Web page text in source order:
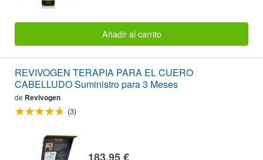
Añadir al carrito
REVIVOGEN TERAPIA PARA EL CUERO
CABELLUDO Suministro para 3 Meses
de Revivogen
(3)